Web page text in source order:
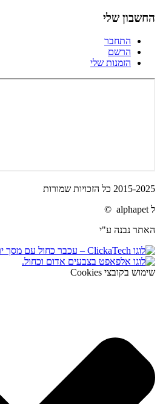
החשבון שלי
התחבר
הרשם
הזמנות שלי
2015-2025 כל הזכויות שמורות
ל alphapet ©
האתר נבנה ע"י
שימוש בקובצי Cookies